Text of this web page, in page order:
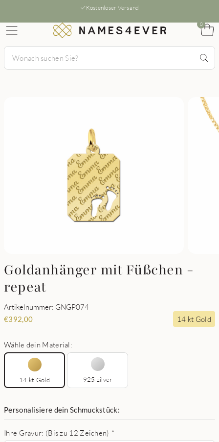
Kostenloser Versand
0
Goldanhänger mit Füßchen -
repeat
Artikelnummer: GNGP074
€392,00 14 kt Gold
Wähle dein Material:
14 kt Gold 925 zilver
Personalisiere dein Schmuckstück:
Ihre Gravur: (Bis zu 12 Zeichen) *